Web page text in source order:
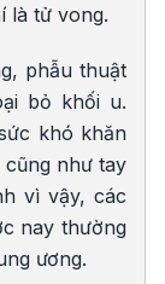
là tử vong.
phẫu thuật
bỏ khối u.
khó khăn
như tay
vì vậy, các
nay thường
ương.